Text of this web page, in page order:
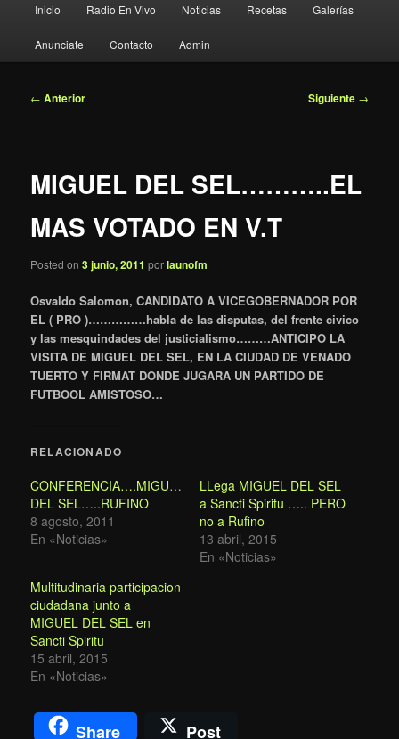
principal
Inicio Radio En Vivo Noticias Recetas Galerías
Anunciate Contacto Admin
Navegación
← Anterior Siguiente →
MIGUEL DEL SEL………..EL
MAS VOTADO EN V.T
Posted on3 junio, 2011 porlaunofm
Osvaldo Salomon, CANDIDATO A VICEGOBERNADOR POR
EL ( PRO )……………habla de las disputas, del frente civico
y las mesquindades del justicialismo………ANTICIPO LA
VISITA DE MIGUEL DEL SEL, EN LA CIUDAD DE VENADO
TUERTO Y FIRMAT DONDE JUGARA UN PARTIDO DE
FUTBOOL AMISTOSO…
RELACIONADO
CONFERENCIA….MIGUEL
DEL SEL…..RUFINO
8 agosto, 2011
En «Noticias»
LLega MIGUEL DEL SEL
a Sancti Spiritu ….. PERO
no a Rufino
13 abril, 2015
En «Noticias»
Multitudinaria participacion
ciudadana junto a
MIGUEL DEL SEL en
Sancti Spiritu
15 abril, 2015
En «Noticias»
Share Post